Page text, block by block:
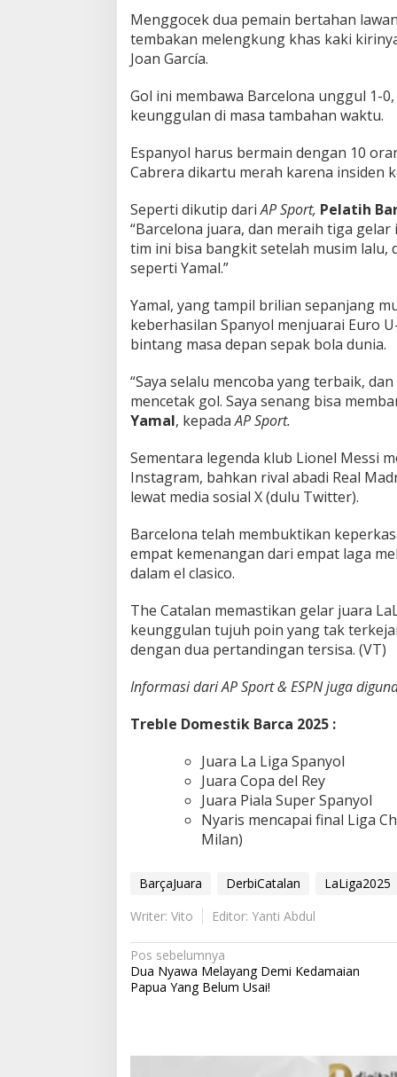
Menggocek dua pemain bertahan
tembakan melengkung khas kaki
Joan García.
Gol ini membawa Barcelona unggul 1-
keunggulan di masa tambahan waktu.
Espanyol harus bermain dengan 10
Cabrera dikartu merah karena insiden
Seperti dikutip dariAP Sport, Pelatih
“Barcelona juara, dan meraih tiga
tim ini bisa bangkit setelah musim
seperti Yamal.”
Yamal, yang tampil brilian sepanjang
keberhasilan Spanyol menjuarai Euro
bintang masa depan sepak bola dunia.
“Saya selalu mencoba yang terbaik,
mencetak gol. Saya senang bisa
Yamal, kepadaAP Sport.
Sementara legenda klub Lionel Messi
Instagram, bahkan rival abadi Real
lewat media sosial X (dulu Twitter).
Barcelona telah membuktikan
empat kemenangan dari empat laga
dalam el clasico.
The Catalan memastikan gelar juara
keunggulan tujuh poin yang tak
dengan dua pertandingan tersisa. (VT)
Informasi dari AP Sport & ESPN juga
Treble Domestik Barca 2025 :
Juara La Liga Spanyol
Juara Copa del Rey
Juara Piala Super Spanyol
Nyaris mencapai final Liga
Milan)
BarçaJuara DerbiCatalan LaLiga2025
Writer: Vito
Editor: Yanti Abdul
N
a
g
Pos sebelumnya
Dua Nyawa Melayang Demi Kedamaian
Papua Yang Belum Usai!